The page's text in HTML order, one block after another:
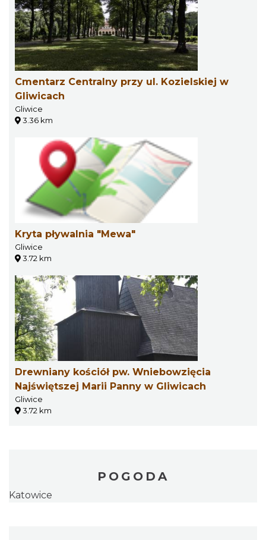
Cmentarz Centralny przy ul. Kozielskiej w
Gliwicach
Gliwice
3.36 km
Kryta pływalnia "Mewa"
Gliwice
3.72 km
Drewniany kościół pw. Wniebowzięcia
Najświętszej Marii Panny w Gliwicach
Gliwice
3.72 km
POGODA
Katowice